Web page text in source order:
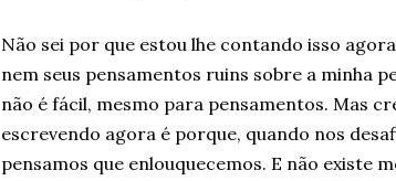
Não sei por que estou lhe contando isso
nem seus pensamentos ruins sobre a minha
não é fácil, mesmo para pensamentos. Mas
escrevendo agora é porque, quando nos
pensamos que enlouquecemos. E não existe